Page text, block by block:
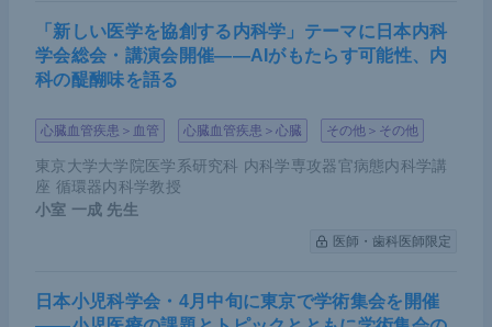
「新しい医学を協創する内科学」テーマに日本内科
学会総会・講演会開催――AIがもたらす可能性、内
科の醍醐味を語る
心臓血管疾患＞血管 心臓血管疾患＞心臓 その他＞その他
東京大学大学院医学系研究科 内科学専攻器官病態内科学講
座 循環器内科学教授
小室 一成 先生
医師・歯科医師限定
日本小児科学会・4月中旬に東京で学術集会を開催